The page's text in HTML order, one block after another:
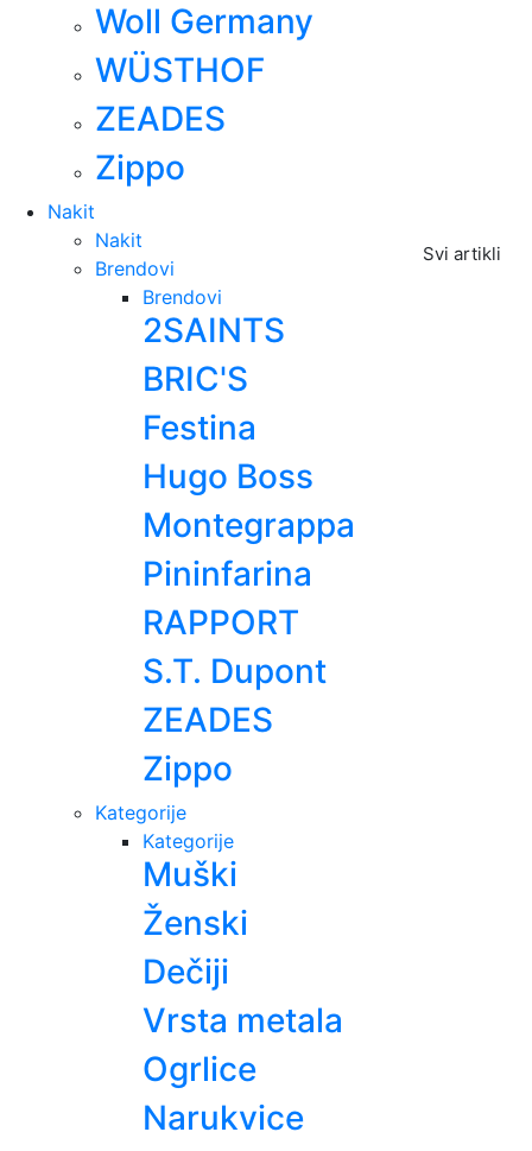
Woll Germany
WÜSTHOF
ZEADES
Zippo
Nakit
Svi artikli
Nakit
Brendovi
Brendovi
2SAINTS
BRIC'S
Festina
Hugo Boss
Montegrappa
Pininfarina
RAPPORT
S.T. Dupont
ZEADES
Zippo
Kategorije
Kategorije
Muški
Ženski
Dečiji
Vrsta metala
Ogrlice
Narukvice